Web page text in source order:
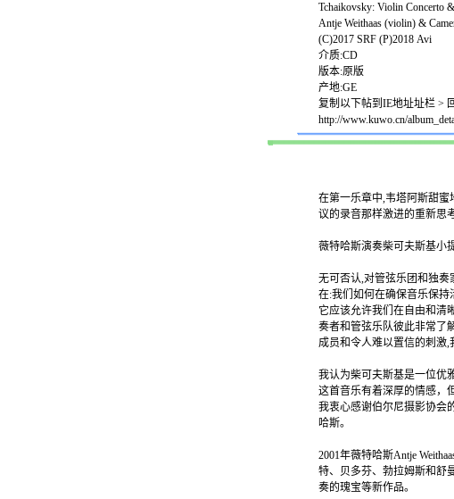
Tchaikovsky: Violin Concerto
Antje Weithaas (violin) &
(C)2017 SRF
介质:CD
版本:原版
产地:GE
复制以下帖到IE地址址栏 >
http://www.kuwo.cn/
在第一乐章中,韦塔阿斯甜
议的录音那样激进的重新思
薇特哈斯演奏柴可夫斯基小
无可否认,对管弦乐团和独
在:我们如何在确保音乐保
它应该允许我们在自由和清
奏者和管弦乐队彼此非常了
成员和令人难以
我认为柴可夫斯基是一位优
这首音乐有着深厚的情感，
我衷心感谢伯尔尼摄影协会
哈斯。
2001年薇特哈斯Antje
特、贝多芬、勃拉姆斯和舒
奏的瑰宝等新作品。